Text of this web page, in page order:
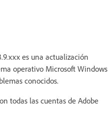
es una actualización
operativo Microsoft Windows
conocidos.
todas las cuentas de Adobe